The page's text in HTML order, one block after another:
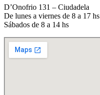
D’Onofrio 131 – Ciudadela
De lunes a viernes de 8 a 17 hs
Sábados de 8 a 14 hs